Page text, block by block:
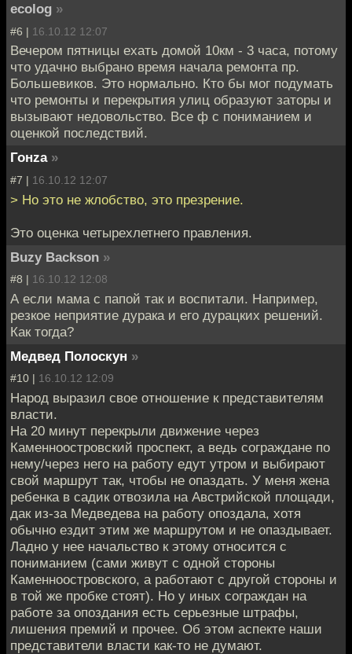
ecolog »
#6 | 16.10.12 12:07
Вечером пятницы ехать домой 10км - 3 часа, потому
что удачно выбрано время начала ремонта пр.
Большевиков. Это нормально. Кто бы мог подумать
что ремонты и перекрытия улиц образуют заторы и
вызывают недовольство. Все ф с пониманием и
оценкой последствий.
Гонzа »
#7 | 16.10.12 12:07
> Но это не жлобство, это презрение.
Это оценка четырехлетнего правления.
Buzy Backson »
#8 | 16.10.12 12:08
А если мама с папой так и воспитали. Например,
резкое неприятие дурака и его дурацких решений.
Как тогда?
Медвед Полоскун »
#10 | 16.10.12 12:09
Народ выразил свое отношение к представителям
власти.
На 20 минут перекрыли движение через
Каменноостровский проспект, а ведь сограждане по
нему/через него на работу едут утром и выбирают
свой маршрут так, чтобы не опаздать. У меня жена
ребенка в садик отвозила на Австрийской площади,
дак из-за Медведева на работу опоздала, хотя
обычно ездит этим же маршрутом и не опаздывает.
Ладно у нее начальство к этому относится с
пониманием (сами живут с одной стороны
Каменноостровского, а работают с другой стороны и
в той же пробке стоят). Но у иных сограждан на
работе за опоздания есть серьезные штрафы,
лишения премий и прочее. Об этом аспекте наши
представители власти как-то не думают.